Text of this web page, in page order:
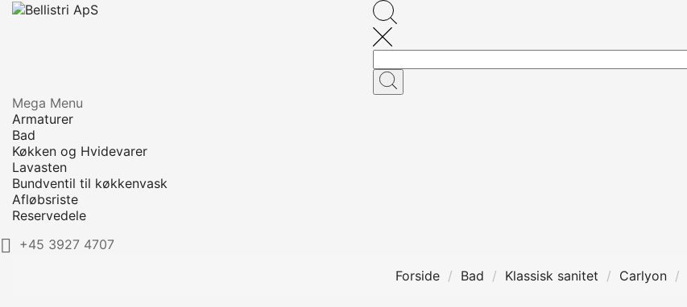
Mega Menu
Armaturer
Bad
Køkken og Hvidevarer
Lavasten
Bundventil til køkkenvask
Afløbsriste
Reservedele

+45 3927 4707
Forside
Bad Klassisk sanitet Carlyon